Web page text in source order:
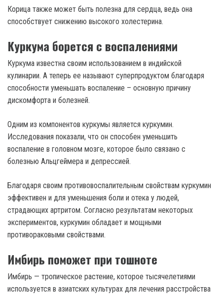
Корица также может быть полезна для сердца, ведь она
способствует снижению высокого холестерина.
Куркума борется с воспалениями
Куркума известна своим использованием в индийской
кулинарии. А теперь ее называют суперпродуктом благодаря
способности уменьшать воспаление – основную причину
дискомфорта и болезней.
Одним из компонентов куркумы является куркумин.
Исследования показали, что он способен уменьшить
воспаление в головном мозге, которое было связано с
болезнью Альцгеймера и депрессией.
Благодаря своим противовоспалительным свойствам куркумин
эффективен и для уменьшения боли и отека у людей,
страдающих артритом. Согласно результатам некоторых
экспериментов, куркумин обладает и мощными
противораковыми свойствами.
Имбирь поможет при тошноте
Имбирь — тропическое растение, которое тысячелетиями
используется в азиатских культурах для лечения расстройства